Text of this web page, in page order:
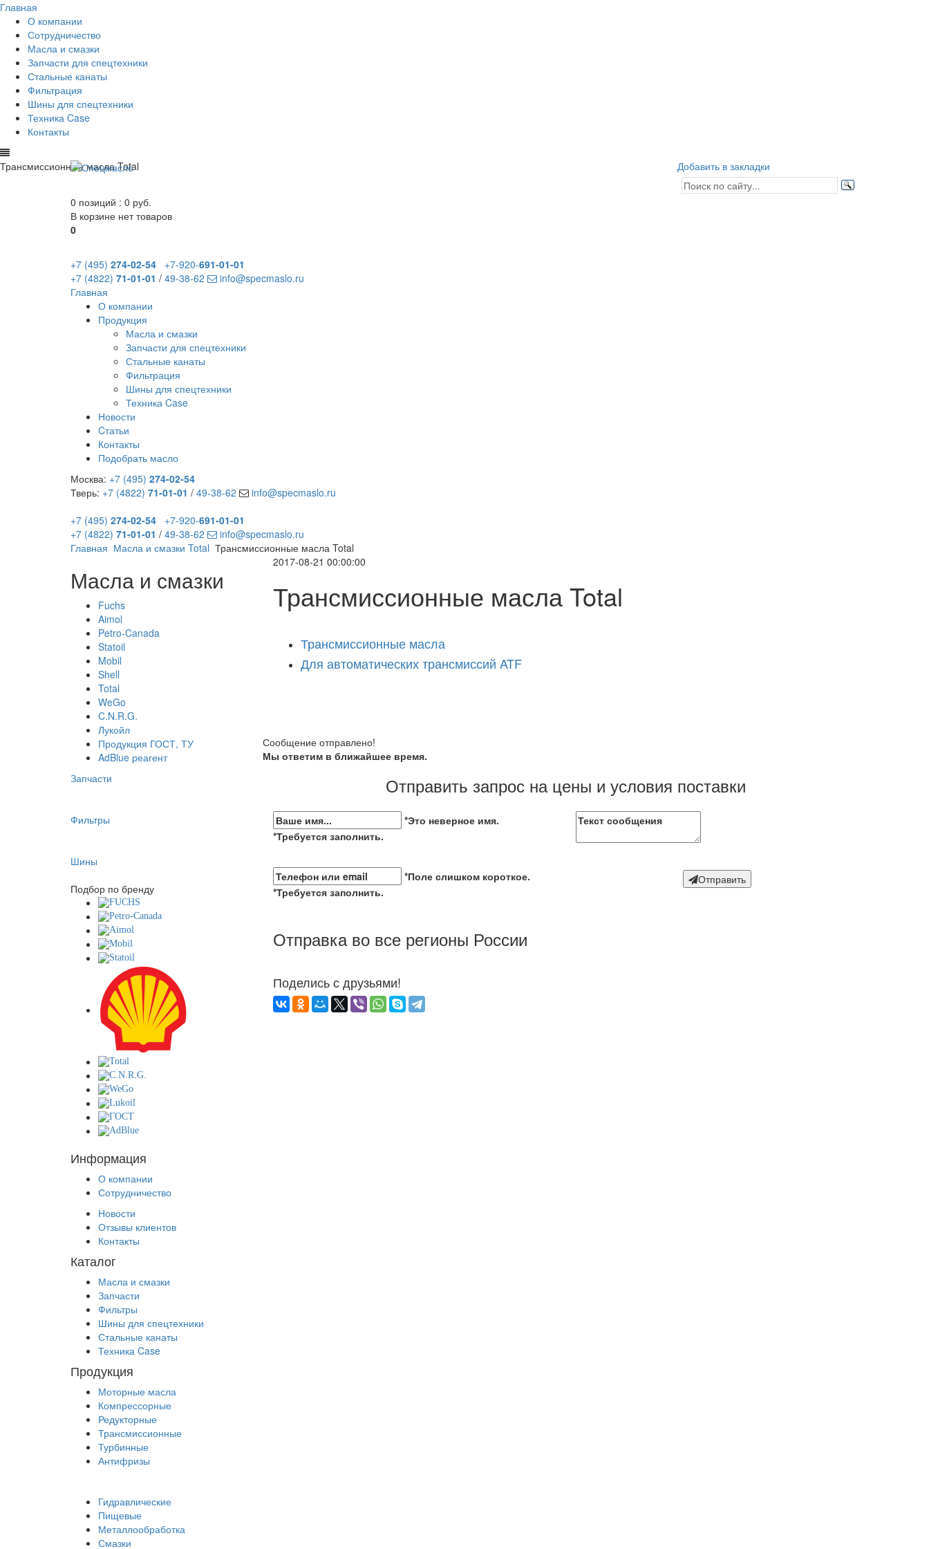
Главная
О компании
Сотрудничество
Масла и смазки
Запчасти для спецтехники
Стальные канаты
Фильтрация
Шины для спецтехники
Техника Case
Контакты
Трансмиссионные масла Total
0 позиций : 0 руб.
В корзине нет товаров
0
+7 (495) 274-02-54 +7-920-691-01-01
+7 (4822) 71-01-01 / 49-38-62 info@specmaslo.ru
Добавить в закладки
Главная
О компании
Продукция
Масла и смазки
Запчасти для спецтехники
Стальные канаты
Фильтрация
Шины для спецтехники
Техника Case
Новости
Cтатьи
Контакты
Подобрать масло
Москва: +7 (495) 274-02-54
Тверь: +7 (4822) 71-01-01 / 49-38-62
info@specmaslo.ru
+7 (495) 274-02-54 +7-920-691-01-01
+7 (4822) 71-01-01 / 49-38-62
info@specmaslo.ru
Главная Масла и смазки Total Трансмиссионные масла Total
Масла и смазки
Fuchs
Aimol
Petro-Canada
Statoil
Mobil
Shell
Total
WeGo
C.N.R.G.
Лукойл
Продукция ГОСТ, ТУ
AdBlue реагент
Запчасти
Фильтры
Шины
Подбор по бренду
2017-08-21 00:00:00
Трансмиссионные масла Total
Трансмиссионные масла
Для автоматических трансмиссий ATF
Сообщение отправлено!
Мы ответим в ближайшее время.
Отправить запрос на цены и условия поставки
*Это неверное имя.
*Требуется заполнить.
*Поле слишком короткое.
*Требуется заполнить.
Отправить
Отправка во все регионы России
Поделись с друзьями!
Информация
О компании
Сотрудничество
Новости
Отзывы клиентов
Контакты
Каталог
Масла и смазки
Запчасти
Фильтры
Шины для спецтехники
Стальные канаты
Техника Case
Продукция
Моторные масла
Компрессорные
Редукторные
Трансмиссионные
Турбинные
Антифризы
Гидравлические
Пищевые
Металлообработка
Смазки